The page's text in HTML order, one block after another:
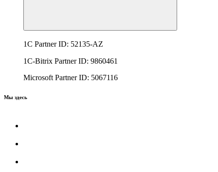
1C Partner ID: 52135-AZ
1C-Bitrix Partner ID: 9860461
Microsoft Partner ID: 5067116
Мы здесь